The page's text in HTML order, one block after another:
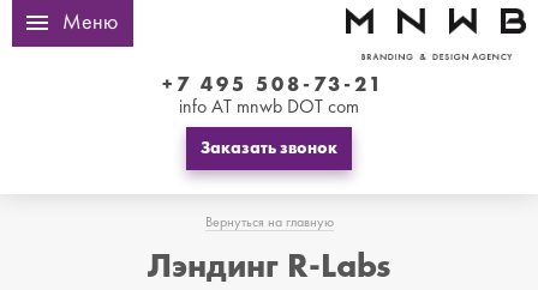
Меню
+7 495 508-73-21
info AT mnwb DOT com
Заказать звонок
Вернуться на главную
Лэндинг R-Labs